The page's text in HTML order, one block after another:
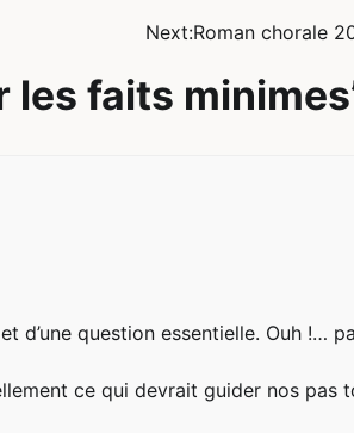
Next:Roman chorale
les faits minimes
d’une question essentielle. Ouh !…
ce qui devrait guider nos pas